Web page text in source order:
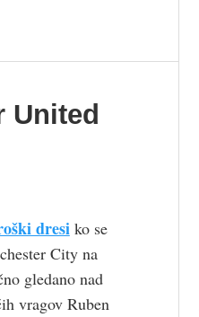
United
dresiko se
City na
gledano nad
vragov Ruben